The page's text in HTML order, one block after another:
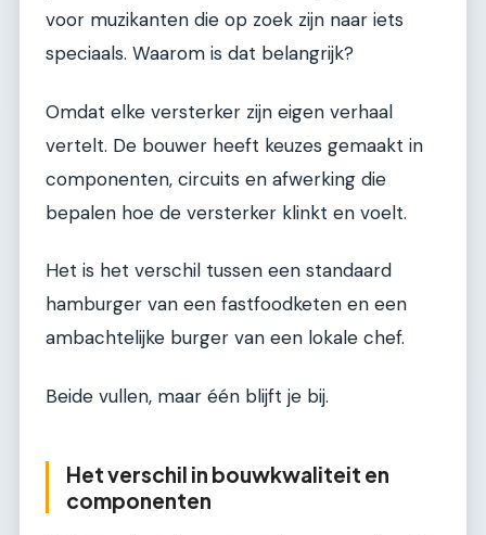
voor muzikanten die op zoek zijn naar iets
speciaals. Waarom is dat belangrijk?
Omdat elke versterker zijn eigen verhaal
vertelt. De bouwer heeft keuzes gemaakt in
componenten, circuits en afwerking die
bepalen hoe de versterker klinkt en voelt.
Het is het verschil tussen een standaard
hamburger van een fastfoodketen en een
ambachtelijke burger van een lokale chef.
Beide vullen, maar één blijft je bij.
Het verschil in bouwkwaliteit en
componenten